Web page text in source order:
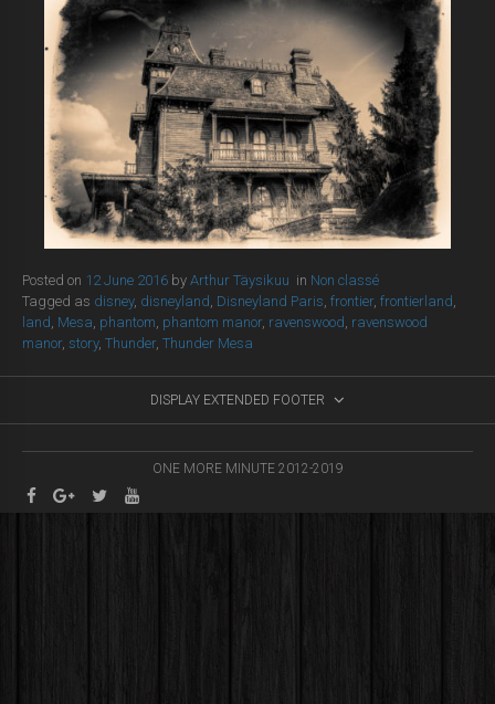
Posted on 12 June 2016 by Arthur Täysikuu in Non classé
Tagged as disney, disneyland, Disneyland Paris, frontier, frontierland,
land, Mesa, phantom, phantom manor, ravenswood, ravenswood
manor, story, Thunder, Thunder Mesa
DISPLAY EXTENDED FOOTER
ONE MORE MINUTE 2012-2019